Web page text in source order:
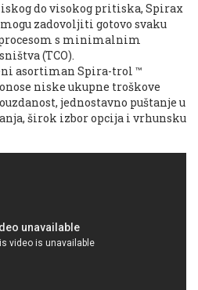
do visokog pritiska, Spirax
zadovoljiti gotovo svaku
s minimalnim
(TCO).
asortiman Spira-trol ™
niske ukupne troškove
jednostavno puštanje u
širok izbor opcija i vrhunsku